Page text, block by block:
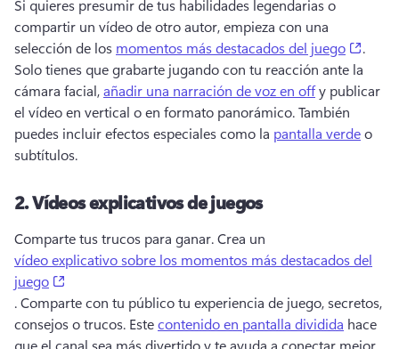
Si quieres presumir de tus habilidades legendarias o
compartir un vídeo de otro autor, empieza con una
selección de los momentos más destacados del juego
Solo tienes que grabarte jugando con tu reacción ante la
cámara facial, añadir una narración de voz en off y publicar
el vídeo en vertical o en formato panorámico. También
puedes incluir efectos especiales como la pantalla verde o
subtítulos.
2.Vídeos explicativos de juegos
Comparte tus trucos para ganar. Crea un
vídeo explicativo sobre los momentos más destacados del
juego
. Comparte con tu público tu experiencia de juego, secretos,
consejos o trucos. Este contenido en pantalla dividida hace
que el canal sea más divertido y te ayuda a conectar mejor